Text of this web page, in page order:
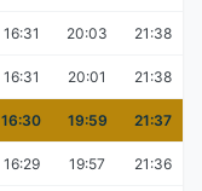
16:31 20:03 21:38
16:31 20:01 21:38
16:30 19:59 21:37
16:29 19:57 21:36